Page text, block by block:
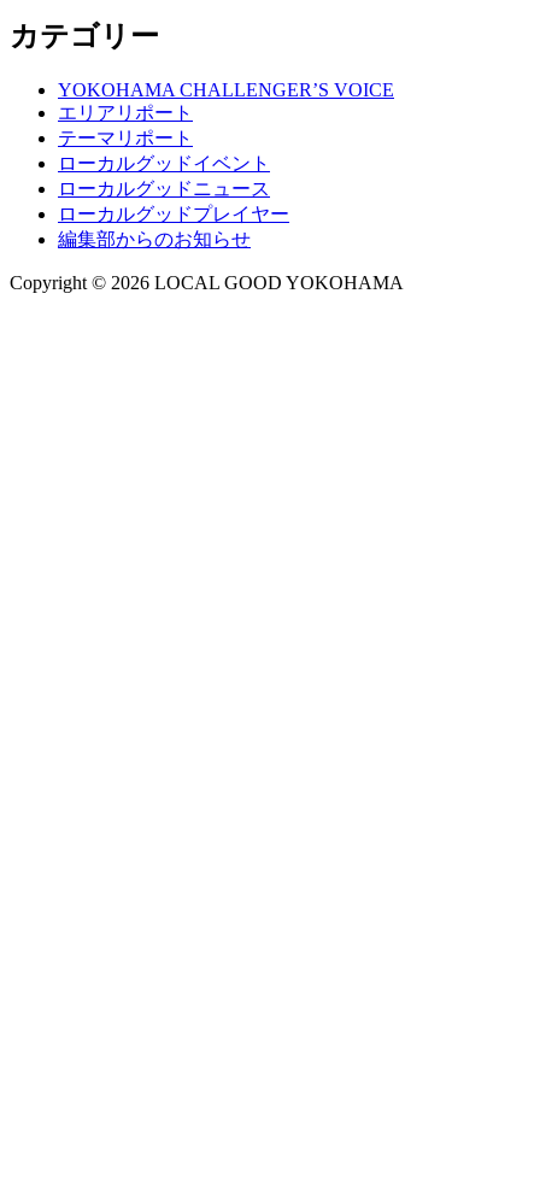
カテゴリー
YOKOHAMA CHALLENGER’S VOICE
エリアリポート
テーマリポート
ローカルグッドイベント
ローカルグッドニュース
ローカルグッドプレイヤー
編集部からのお知らせ
Copyright © 2026 LOCAL GOOD YOKOHAMA